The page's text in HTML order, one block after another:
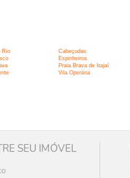
Rio Cabeçudas
Espinheiros
Praia Brava de Itajaí
Vila Operária
SEU IMÓVEL